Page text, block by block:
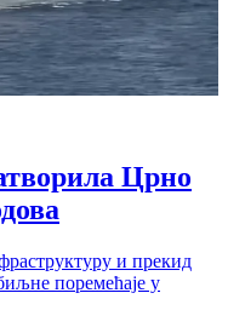
Црно
и прекид
поремећаје у